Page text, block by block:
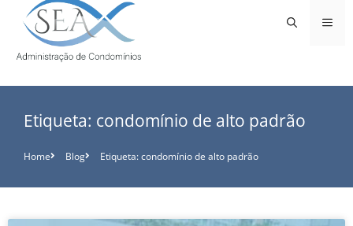
Etiqueta: condomínio de alto padrão
Home Blog Etiqueta: condomínio de alto padrão